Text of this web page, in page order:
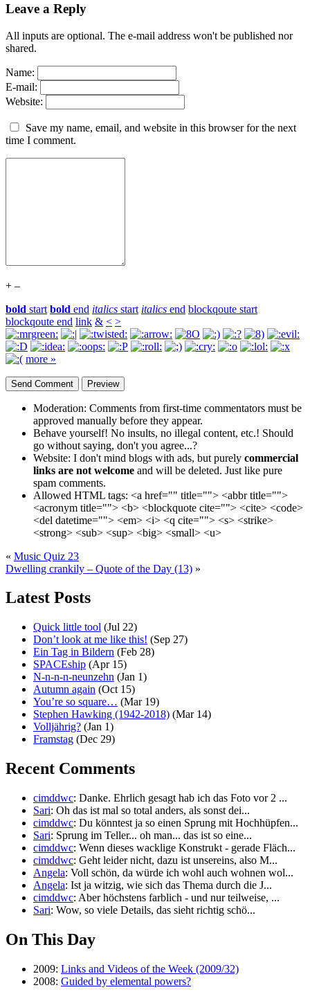
Leave a Reply
All inputs are optional. The e-mail address won't be published nor
shared.
Name:
E-mail:
Website:
Save my name, email, and website in this browser for the next
time I comment.
+ –
bold start bold end italics start italics end blockqoute start
blockqoute end link & < >
more »
Moderation: Comments from first-time commentators must be
approved manually before they appear.
Behave yourself! No insults, no illegal content, etc.! Should
go without saying, don't you agree...?
Website: I don't mind blogs with ads, but purely commercial
links are not welcome and will be deleted. Just like pure
spam comments.
Allowed HTML tags: <a href="" title=""> <abbr title="">
<acronym title=""> <b> <blockquote cite=""> <cite> <code>
<del datetime=""> <em> <i> <q cite=""> <s> <strike>
<strong> <sub> <sup> <big> <small> <u>
« Music Quiz 23
Dwelling crankily – Quote of the Day (13) »
Latest Posts
Quick little tool (Jul 22)
Don’t look at me like this! (Sep 27)
Ein Tag in Bildern (Feb 28)
SPACEship (Apr 15)
N-n-n-n-neunzehn (Jan 1)
Autumn again (Oct 15)
You’re so square… (Mar 19)
Stephen Hawking (1942-2018) (Mar 14)
Volljährig? (Jan 1)
Framstag (Dec 29)
Recent Comments
cimddwc: Danke. Ehrlich gesagt hab ich das Foto vor 2 ...
Sari: Oh das ist mal so total anders, als sonst dei...
cimddwc: Du könntest ja so einen Sprung mit Hochhüpfen...
Sari: Sprung im Teller... oh man... das ist so eine...
cimddwc: Wenn dieses wacklige Konstrukt - gerade Fläch...
cimddwc: Geht leider nicht, dazu ist unsereins, also M...
Angela: Voll schön, da würde ich wohl auch wohnen wol...
Angela: Ist ja witzig, wie sich das Thema durch die J...
cimddwc: Aber höchstens farblich - und nur teilweise, ...
Sari: Wow, so viele Details, das sieht richtig schö...
On This Day
2009: Links and Videos of the Week (2009/32)
2008: Guided by elemental powers?